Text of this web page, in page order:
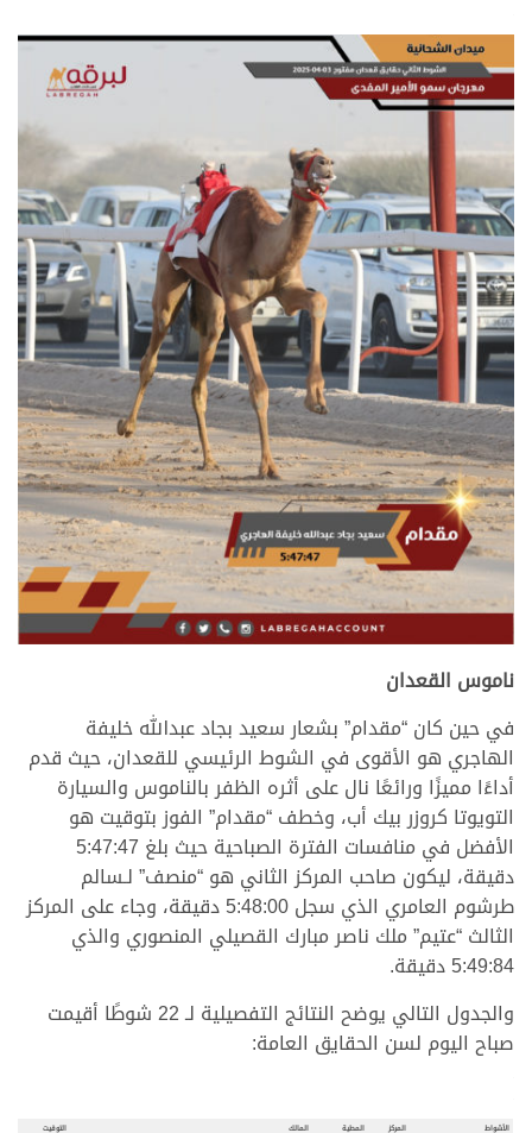
.
ناموس القعدان
في حين كان “مقدام” بشعار سعيد بجاد عبدالله خليفة
الهاجري هو الأقوى في الشوط الرئيسي للقعدان، حيث قدم
أداءًا مميزًا ورائعًا نال على أثره الظفر بالناموس والسيارة
التويوتا كروزر بيك أب، وخطف “مقدام” الفوز بتوقيت هو
الأفضل في منافسات الفترة الصباحية حيث بلغ 5:47:47
دقيقة، ليكون صاحب المركز الثاني هو “منصف” لـسالم
طرشوم العامري الذي سجل 5:48:00 دقيقة، وجاء على المركز
الثالث “عتيم” ملك ناصر مبارك القصيلي المنصوري والذي
5:49:84 دقيقة.
والجدول التالي يوضح النتائج التفصيلية لـ 22 شوطًا أقيمت
صباح اليوم لسن الحقايق العامة:
الأشواط المركز المطية المالك التوقيت